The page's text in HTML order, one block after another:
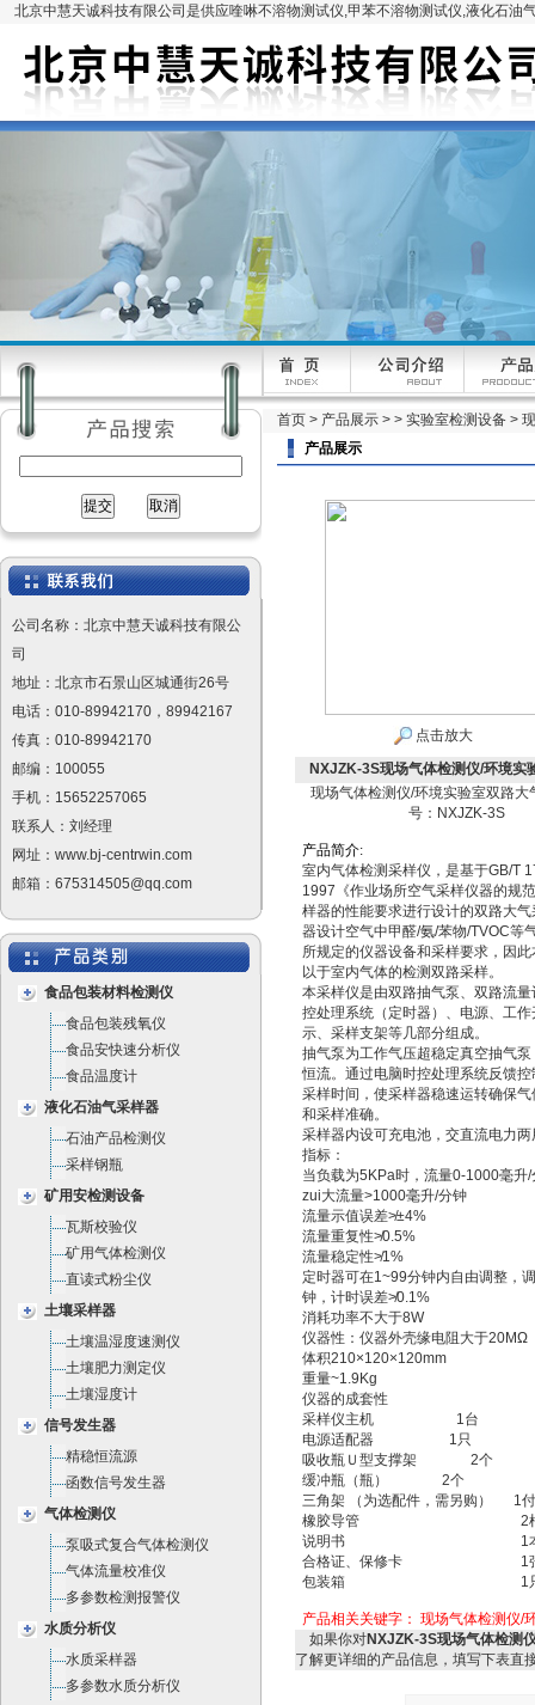
北京中慧天诚科技有限公司是供应喹啉不溶物测试仪,甲苯不溶物测试仪,液化石油
公司名称：北京中慧天诚科技有限公
司
地址：北京市石景山区城通街26号
电话：010-89942170，89942167
传真：010-89942170
邮编：100055
手机：15652257065
联系人：刘经理
网址：www.bj-centrwin.com
邮箱：675314505@qq.com
食品包装材料检测仪
食品包装残氧仪
食品安快速分析仪
食品温度计
液化石油气采样器
石油产品检测仪
采样钢瓶
矿用安检测设备
瓦斯校验仪
矿用气体检测仪
直读式粉尘仪
土壤采样器
土壤温湿度速测仪
土壤肥力测定仪
土壤湿度计
信号发生器
精稳恒流源
函数信号发生器
气体检测仪
泵吸式复合气体检测仪
气体流量校准仪
多参数检测报警仪
水质分析仪
水质采样器
多参数水质分析仪
首页 > 产品展示 > > 实验室检测设备 >
产品展示
点击放大
NXJZK-3S现场气体检测仪/环境
现场气体检测仪/环境实验室双路大
号：NXJZK-3S
产品简介:
室内气体检测采样仪，是基于GB/T
1997《作业场所空气采样仪器的规
样器的性能要求进行设计的双路大气
器设计空气中甲醛/氨/苯物/TVOC等
所规定的仪器设备和采样要求，因
以于室内气体的检测双路采样。
本采样仪是由双路抽气泵、双路流量
控处理系统（定时器）、电源、工作
示、采样支架等几部分组成。
抽气泵为工作气压超稳定真空抽气泵
恒流。通过电脑时控处理系统反馈控
采样时间，使采样器稳速运转确保气
和采样准确。
采样器内设可充电池，交直流电力两
指标：
当负载为5KPa时，流量0-1000毫升/
zui大流量>1000毫升/分钟
流量示值误差≯±4%
流量重复性≯0.5%
流量稳定性≯1%
定时器可在1~99分钟内自由调整，
钟，计时误差≯0.1%
消耗功率不大于8W
仪器性：仪器外壳缘电阻大于20MΩ
体积210×120×120mm
重量~1.9Kg
仪器的成套性
采样仪主机 1台
电源适配器 1只
吸收瓶Ｕ型支撑架 2个
缓冲瓶（瓶） 2个
三角架 （为选配件，需另购） 1付
橡胶导管 2
说明书 1
合格证、保修卡 1
包装箱 1
产品相关关键字： 现场气体检测仪/
如果你对NXJZK-3S现场气体检测
了解更详细的产品信息，填写下表直